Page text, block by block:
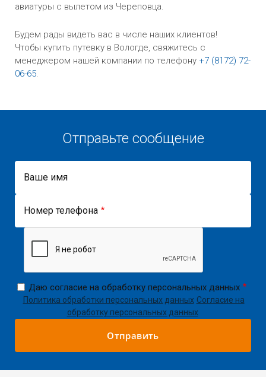
авиатуры с вылетом из Череповца.
Будем рады видеть вас в числе наших клиентов!
Чтобы купить путевку в Вологде, свяжитесь с
менеджером нашей компании по телефону +7 (8172) 72-
06-65
Отправьте сообщение
Ваше имя
Номер телефона
Даю согласие на обработку персональных данных
Политика обработки персональных данных Согласие на
обработку персональных данных